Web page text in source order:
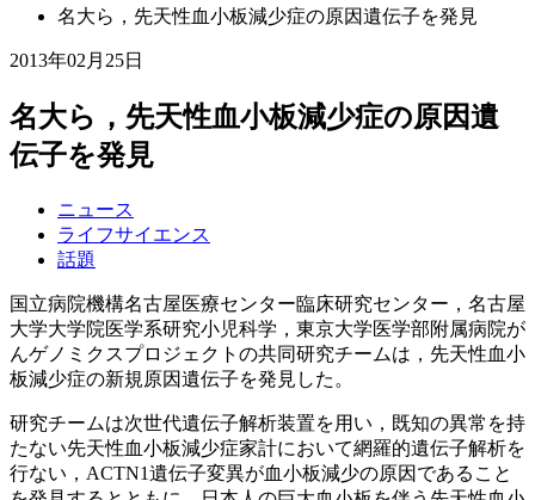
名大ら，先天性血小板減少症の原因遺伝子を発見
2013年02月25日
名大ら，先天性血小板減少症の原因遺
伝子を発見
ニュース
ライフサイエンス
話題
国立病院機構名古屋医療センター臨床研究センター，名古屋
大学大学院医学系研究小児科学，東京大学医学部附属病院が
んゲノミクスプロジェクトの共同研究チームは，先天性血小
板減少症の新規原因遺伝子を発見した。
研究チームは次世代遺伝子解析装置を用い，既知の異常を持
たない先天性血小板減少症家計において網羅的遺伝子解析を
行ない，ACTN1遺伝子変異が血小板減少の原因であること